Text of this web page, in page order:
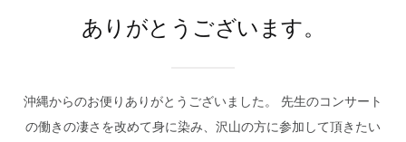
ありがとうございます。
沖縄からのお便りありがとうございました。 先生のコンサート
の働きの凄さを改めて身に染み、沢山の方に参加して頂きたい